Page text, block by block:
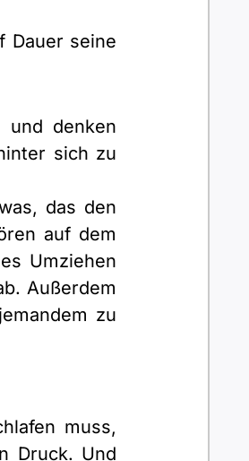
Dauer seine
und denken
sich zu
das den
auf dem
Umziehen
Außerdem
zu
muss,
Druck. Und